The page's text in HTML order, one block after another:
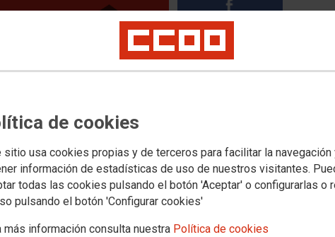
de cookies
sitio usa cookies propias y de terceros para facilitar la navegación
información de estadísticas de uso de nuestros visitantes.
todas las cookies pulsando el botón 'Aceptar' o configurarlas o
pulsando el botón 'Configurar cookies'
más información consulta nuestra Política de cookies
2/2023 del Sistema Universitario